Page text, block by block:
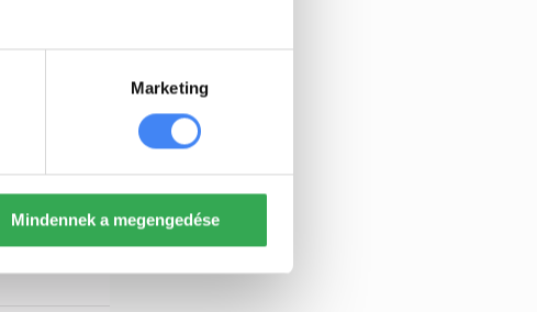
Marketing
Mindennek a megengedése